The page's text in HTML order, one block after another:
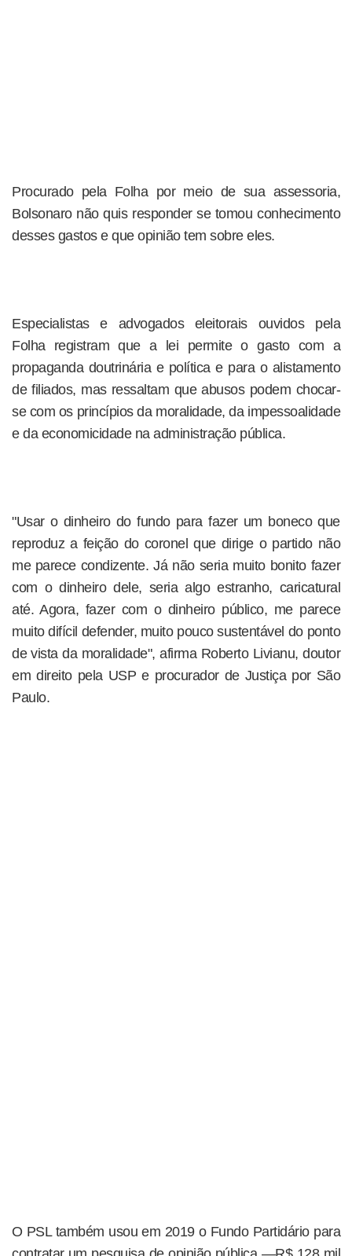
Procurado pela Folha por meio de sua assessoria,
Bolsonaro não quis responder se tomou conhecimento
desses gastos e que opinião tem sobre eles.
Especialistas e advogados eleitorais ouvidos pela
Folha registram que a lei permite o gasto com a
propaganda doutrinária e política e para o alistamento
de filiados, mas ressaltam que abusos podem chocar-
se com os princípios da moralidade, da impessoalidade
e da economicidade na administração pública.
"Usar o dinheiro do fundo para fazer um boneco que
reproduz a feição do coronel que dirige o partido não
me parece condizente. Já não seria muito bonito fazer
com o dinheiro dele, seria algo estranho, caricatural
até. Agora, fazer com o dinheiro público, me parece
muito difícil defender, muito pouco sustentável do ponto
de vista da moralidade", afirma Roberto Livianu, doutor
em direito pela USP e procurador de Justiça por São
Paulo.
O PSL também usou em 2019 o Fundo Partidário para